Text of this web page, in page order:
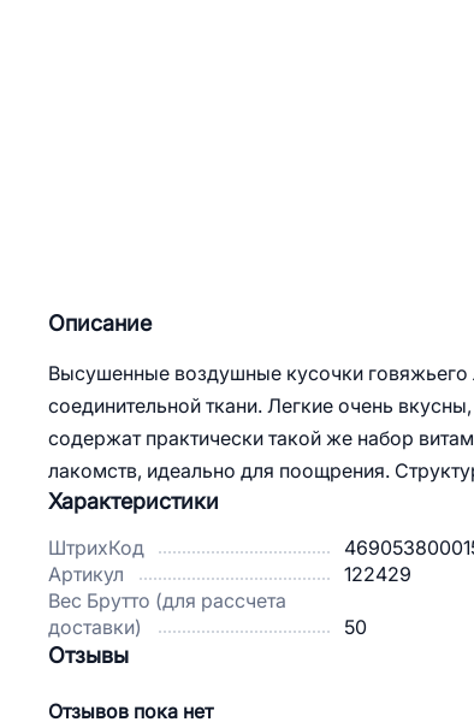
Описание
Высушенные воздушные кусочки
соединительной ткани. Легкие очень
содержат практически такой же набор
лакомств, идеально для поощрения.
Характеристики
ШтрихКод
Артикул
122429
Вес Брутто (для рассчета
доставки)
50
Отзывы
Отзывов пока нет